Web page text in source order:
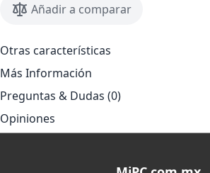
Añadir a comparar
Otras características
Más Información
Preguntas & Dudas (0)
Opiniones